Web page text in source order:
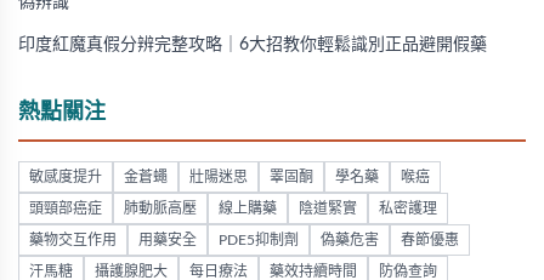
印度紅魔真假分辨完整攻略｜6大招教你輕鬆識別正品避開假藥
熱點關注
敏感度提升 金蒼蠅 壯陽迷思 睪固酮 學名藥 喉癌
頭頸部癌症 肺動脈高壓 線上購藥 陰道緊實 私密護理
藥物交互作用 用藥安全 PDE5抑制劑 偽藥危害 春節優惠
汗馬糖 攝護腺肥大 每日療法 藥效持續時間 防偽查詢